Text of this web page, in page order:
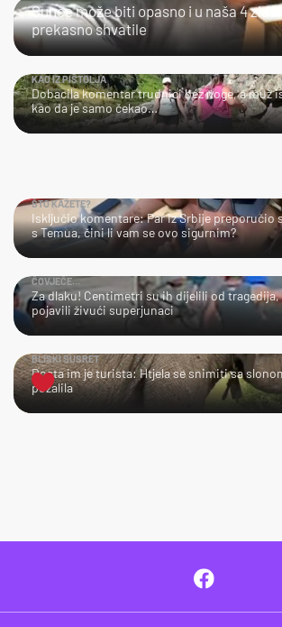
Sunce može biti opasno i u naša 4
prekasno shvatile
KAO IZ PIŠTOLJA
Dobacila komentar trudnici bez noge, a muž
kao da je samo čekao…
ŠTO KAŽETE?
Isključio komentare: Par iz Srbije preporučio
s Temua, čini li vam se ovo sigurnim?
ČOVJEČE…
Za dlaku! Centimetri su ih dijelili od tragedija,
pojavili živući superjunaci
BLISKI SUSRET
Dosta im je turista: Htjela se snimiti sa
požalila